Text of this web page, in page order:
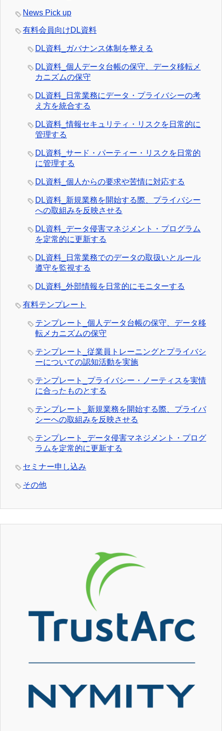
News Pick up
有料会員向けDL資料
DL資料_ガバナンス体制を整える
DL資料_個人データ台帳の保守、データ移転メ
カニズムの保守
DL資料_日常業務にデータ・プライバシーの考
え方を統合する
DL資料_情報セキュリティ・リスクを日常的に
管理する
DL資料_サード・パーティー・リスクを日常的
に管理する
DL資料_個人からの要求や苦情に対応する
DL資料_新規業務を開始する際、プライバシー
への取組みを反映させる
DL資料_データ侵害マネジメント・プログラム
を定常的に更新する
DL資料_日常業務でのデータの取扱いとルール
遵守を監視する
DL資料_外部情報を日常的にモニターする
有料テンプレート
テンプレート_個人データ台帳の保守、データ移
転メカニズムの保守
テンプレート_従業員トレーニングとプライバシ
ーについての認知活動を実施
テンプレート_プライバシー・ノーティスを実情
に合ったものとする
テンプレート_新規業務を開始する際、プライバ
シーへの取組みを反映させる
テンプレート_データ侵害マネジメント・プログ
ラムを定常的に更新する
セミナー申し込み
その他